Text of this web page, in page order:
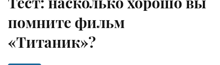
помните фильм
«Титаник»?